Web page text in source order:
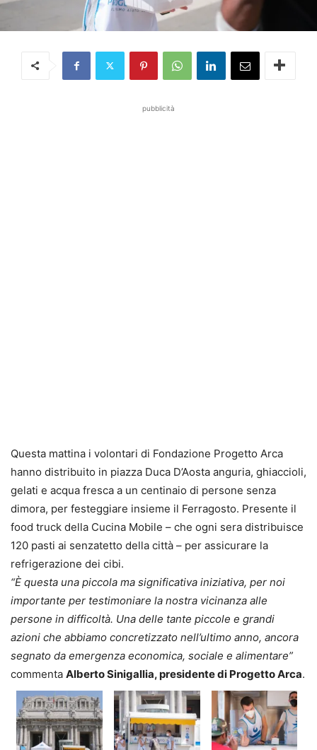
pubblicità
Questa mattina i volontari di Fondazione Progetto Arca
hanno distribuito in piazza Duca D’Aosta anguria, ghiaccioli,
gelati e acqua fresca a un centinaio di persone senza
dimora, per festeggiare insieme il Ferragosto. Presente il
food truck della Cucina Mobile – che ogni sera distribuisce
120 pasti ai senzatetto della città – per assicurare la
refrigerazione dei cibi.
“È questa una piccola ma significativa iniziativa, per noi
importante per testimoniare la nostra vicinanza alle
persone in difficoltà. Una delle tante piccole e grandi
azioni che abbiamo concretizzato nell’ultimo anno, ancora
segnato da emergenza economica, sociale e alimentare”
commenta Alberto Sinigallia, presidente di Progetto Arca.